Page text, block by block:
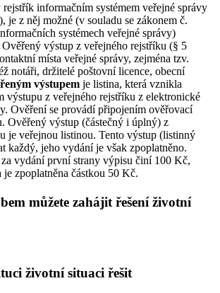
informačním systémem veřejné správy
je z něj možné (v souladu se zákonem č.
systémech veřejné správy)
výstup z veřejného rejstříku (§ 5
místa veřejné správy, zejména tzv.
notáři, držitelé poštovní licence, obecní
výstupem je listina, která vznikla
výstupu z veřejného rejstříku z elektronické
Ověření se provádí připojením ověřovací
Ověřený výstup (částečný i úplný) z
je veřejnou listinou. Tento výstup (listinný
každý, jeho vydání je však zpoplatněno.
vydání první strany výpisu činí 100 Kč,
je zpoplatněna částkou 50 Kč.
můžete zahájit řešení životní
životní situaci řešit